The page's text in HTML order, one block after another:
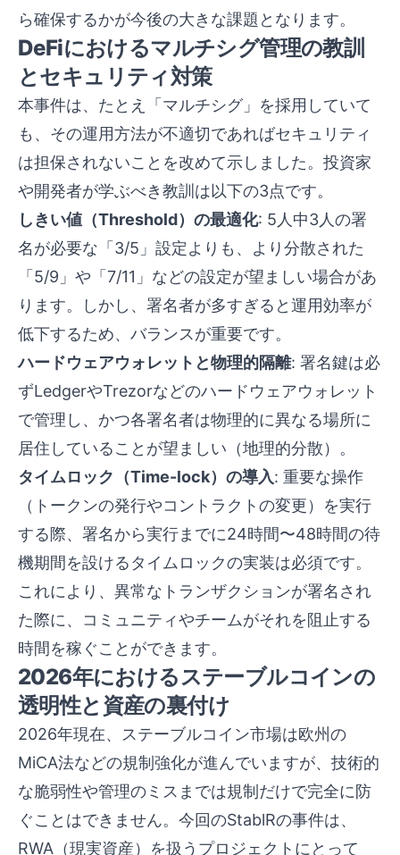
ら確保するかが今後の大きな課題となります。
DeFiにおけるマルチシグ管理の教訓
とセキュリティ対策
本事件は、たとえ「マルチシグ」を採用していて
も、その運用方法が不適切であればセキュリティ
は担保されないことを改めて示しました。投資家
や開発者が学ぶべき教訓は以下の3点です。
しきい値（Threshold）の最適化: 5人中3人の署
名が必要な「3/5」設定よりも、より分散された
「5/9」や「7/11」などの設定が望ましい場合があ
ります。しかし、署名者が多すぎると運用効率が
低下するため、バランスが重要です。
ハードウェアウォレットと物理的隔離: 署名鍵は必
ずLedgerやTrezorなどのハードウェアウォレット
で管理し、かつ各署名者は物理的に異なる場所に
居住していることが望ましい（地理的分散）。
タイムロック（Time-lock）の導入: 重要な操作
（トークンの発行やコントラクトの変更）を実行
する際、署名から実行までに24時間〜48時間の待
機期間を設けるタイムロックの実装は必須です。
これにより、異常なトランザクションが署名され
た際に、コミュニティやチームがそれを阻止する
時間を稼ぐことができます。
2026年におけるステーブルコインの
透明性と資産の裏付け
2026年現在、ステーブルコイン市場は欧州の
MiCA法などの規制強化が進んでいますが、技術的
な脆弱性や管理のミスまでは規制だけで完全に防
ぐことはできません。今回のStablRの事件は、
RWA（現実資産）を扱うプロジェクトにとって